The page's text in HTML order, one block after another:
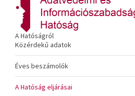
A Hatóságról
Közérdekű adatok
Éves beszámolók
A Hatóság eljárásai